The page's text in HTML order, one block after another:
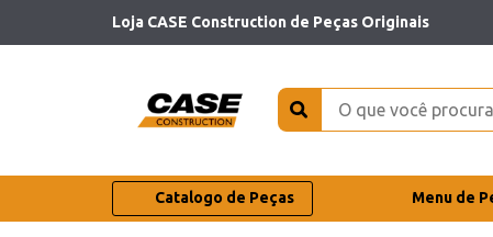
Loja CASE Construction de Peças Originais
Catalogo de Peças Menu de